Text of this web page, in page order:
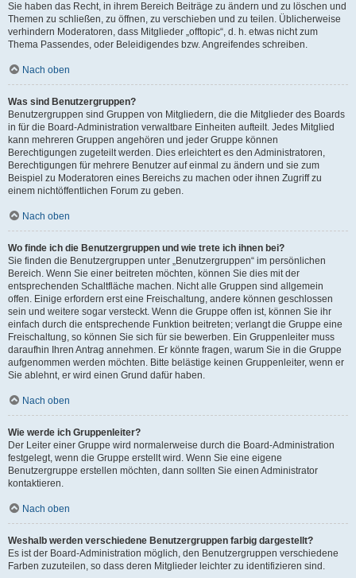
Sie haben das Recht, in ihrem Bereich Beiträge zu ändern und zu löschen und
Themen zu schließen, zu öffnen, zu verschieben und zu teilen. Üblicherweise
verhindern Moderatoren, dass Mitglieder „offtopic“, d. h. etwas nicht zum
Thema Passendes, oder Beleidigendes bzw. Angreifendes schreiben.
Nach oben
Was sind Benutzergruppen?
Benutzergruppen sind Gruppen von Mitgliedern, die die Mitglieder des Boards
in für die Board-Administration verwaltbare Einheiten aufteilt. Jedes Mitglied
kann mehreren Gruppen angehören und jeder Gruppe können
Berechtigungen zugeteilt werden. Dies erleichtert es den Administratoren,
Berechtigungen für mehrere Benutzer auf einmal zu ändern und sie zum
Beispiel zu Moderatoren eines Bereichs zu machen oder ihnen Zugriff zu
einem nichtöffentlichen Forum zu geben.
Nach oben
Wo finde ich die Benutzergruppen und wie trete ich ihnen bei?
Sie finden die Benutzergruppen unter „Benutzergruppen“ im persönlichen
Bereich. Wenn Sie einer beitreten möchten, können Sie dies mit der
entsprechenden Schaltfläche machen. Nicht alle Gruppen sind allgemein
offen. Einige erfordern erst eine Freischaltung, andere können geschlossen
sein und weitere sogar versteckt. Wenn die Gruppe offen ist, können Sie ihr
einfach durch die entsprechende Funktion beitreten; verlangt die Gruppe eine
Freischaltung, so können Sie sich für sie bewerben. Ein Gruppenleiter muss
daraufhin Ihren Antrag annehmen. Er könnte fragen, warum Sie in die Gruppe
aufgenommen werden möchten. Bitte belästige keinen Gruppenleiter, wenn er
Sie ablehnt, er wird einen Grund dafür haben.
Nach oben
Wie werde ich Gruppenleiter?
Der Leiter einer Gruppe wird normalerweise durch die Board-Administration
festgelegt, wenn die Gruppe erstellt wird. Wenn Sie eine eigene
Benutzergruppe erstellen möchten, dann sollten Sie einen Administrator
kontaktieren.
Nach oben
Weshalb werden verschiedene Benutzergruppen farbig dargestellt?
Es ist der Board-Administration möglich, den Benutzergruppen verschiedene
Farben zuzuteilen, so dass deren Mitglieder leichter zu identifizieren sind.